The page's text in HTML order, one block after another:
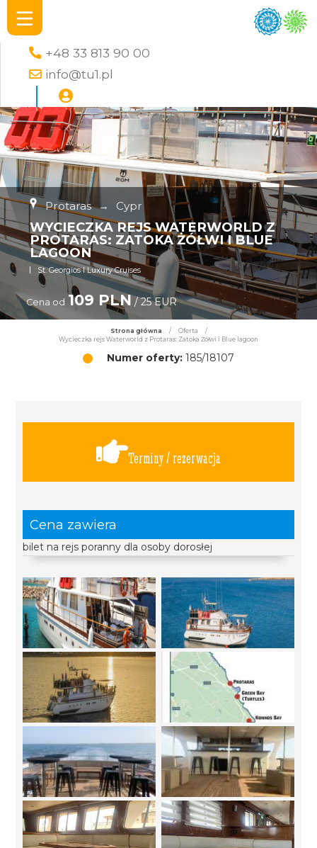
+48 33 813 90 00
info@tu1.pl
Protaras → Cypr
WYCIECZKA REJS WATERWORLD Z
PROTARAS: ZATOKA ŻÓŁWI I BLUE
LAGOON
St. Georgios I Luxury Cruises
Cena od 109 PLN/ 25 EUR
Strona główna / Oferta
/
Wycieczka rejs Waterworld z Protaras: Zatoka Żółwi i Blue lagoon
Numer oferty: 185/18107
Terminy / rezerwacja
Cena zawiera
bilet na rejs poranny dla osoby dorosłej